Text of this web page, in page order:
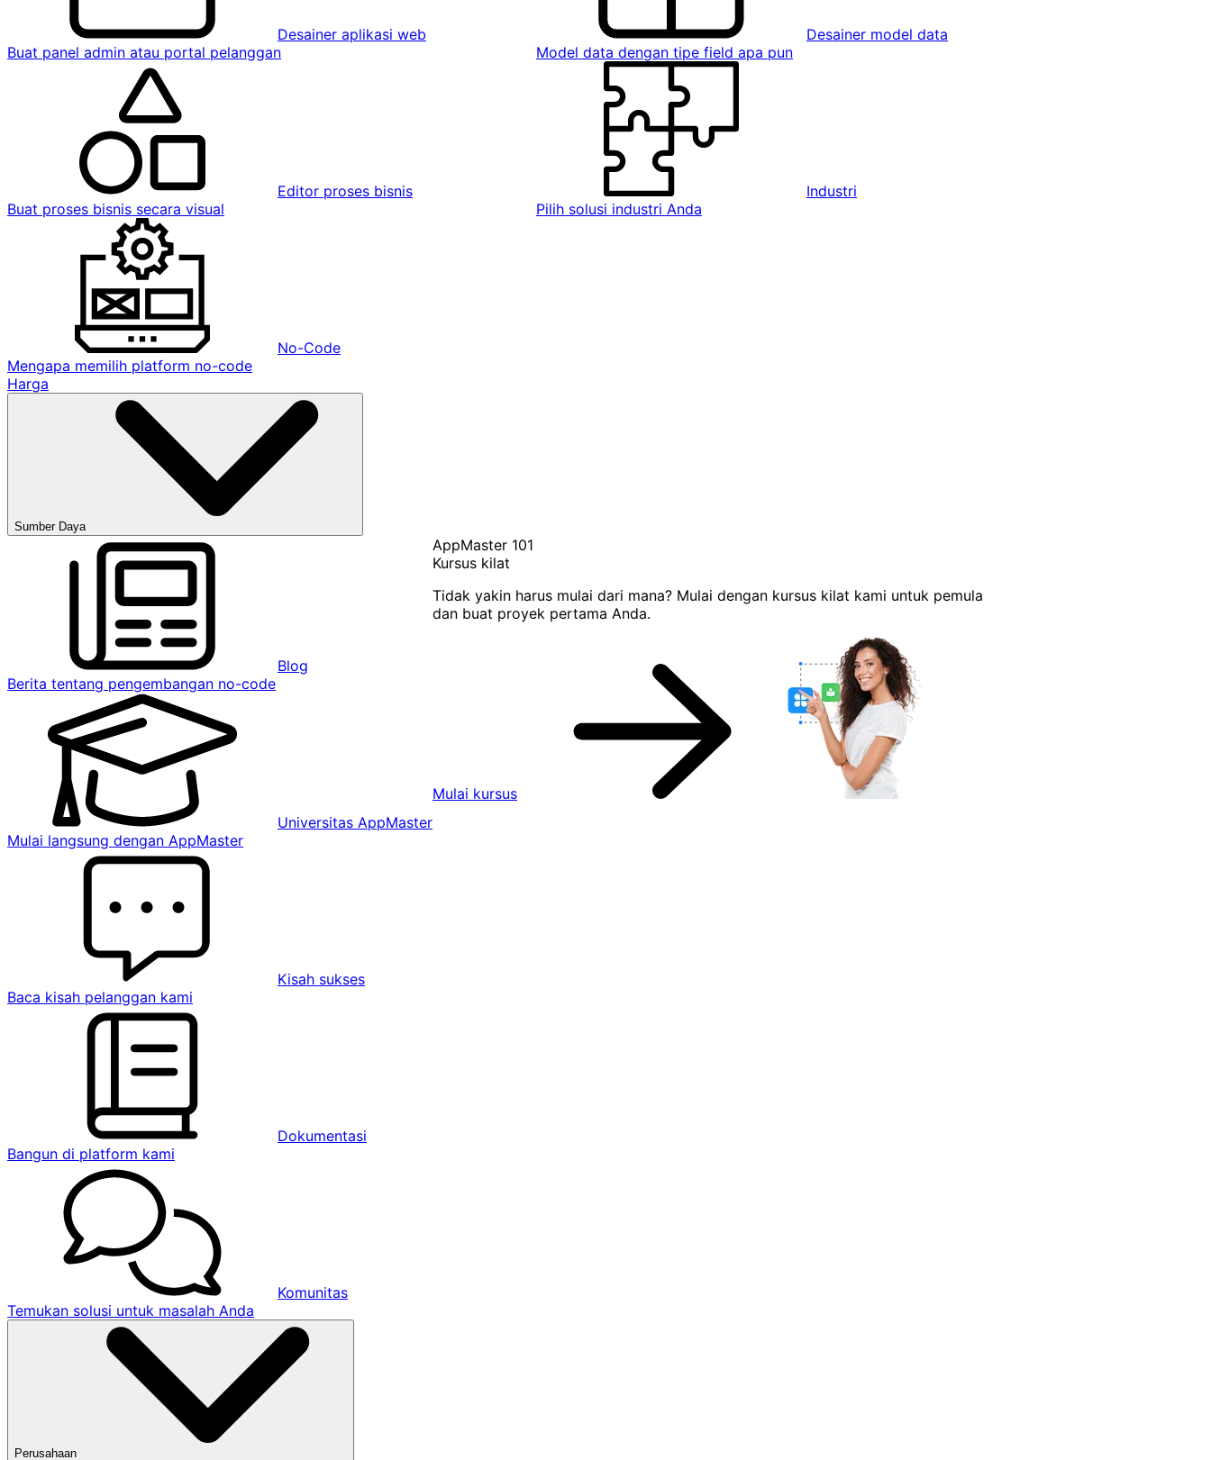
Desainer aplikasi web
Buat panel admin atau portal pelanggan
Desainer model data
Model data dengan tipe field apa pun
Editor proses bisnis
Buat proses bisnis secara visual
Industri
Pilih solusi industri Anda
No-Code
Mengapa memilih platform no-code
Harga
Sumber Daya
Blog
Berita tentang pengembangan no-code
Universitas AppMaster
Mulai langsung dengan AppMaster
Kisah sukses
Baca kisah pelanggan kami
Dokumentasi
Bangun di platform kami
Komunitas
Temukan solusi untuk masalah Anda
AppMaster 101
Kursus kilat
Tidak yakin harus mulai dari mana? Mulai dengan kursus kilat kami untuk pemula
dan buat proyek pertama Anda.
Mulai kursus
Perusahaan